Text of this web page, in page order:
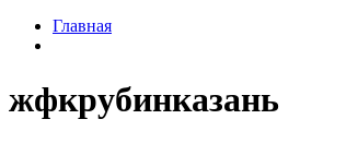
Главная
жфкрубинказань